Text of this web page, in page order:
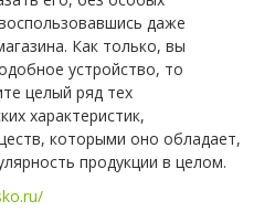
даже
Как только, вы
устройство, то
целый ряд тех
характеристик,
которыми оно обладает,
продукции в целом.